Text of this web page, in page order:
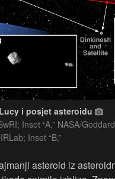
i posjet asteroidu
Inset “A,” NASA/
Inset “B,”
asteroid iz